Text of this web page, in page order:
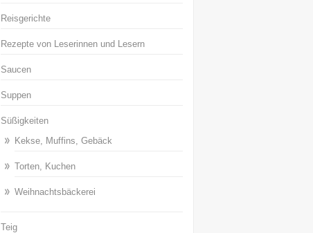
Reisgerichte
Rezepte von Leserinnen und Lesern
Saucen
Suppen
Süßigkeiten
Kekse, Muffins, Gebäck
Torten, Kuchen
Weihnachtsbäckerei
Teig